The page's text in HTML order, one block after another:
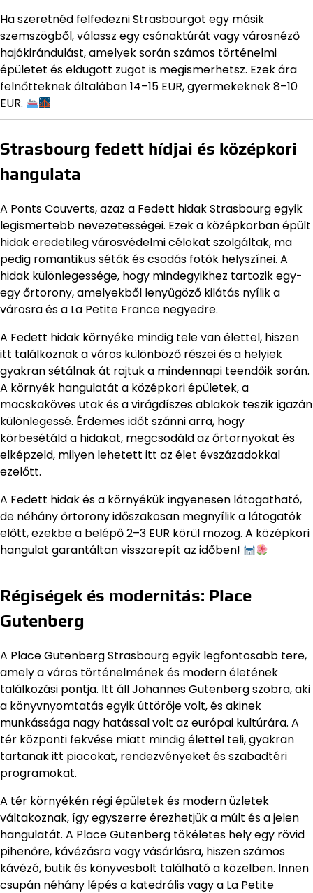
Ha szeretnéd felfedezni Strasbourgot egy másik
szemszögből, válassz egy csónaktúrát vagy városnéző
hajókirándulást, amelyek során számos történelmi
épületet és eldugott zugot is megismerhetsz. Ezek ára
felnőtteknek általában 14–15 EUR, gyermekeknek 8–10
EUR.
Strasbourg fedett hídjai és középkori
hangulata
A Ponts Couverts, azaz a Fedett hidak Strasbourg egyik
legismertebb nevezetességei. Ezek a középkorban épült
hidak eredetileg városvédelmi célokat szolgáltak, ma
pedig romantikus séták és csodás fotók helyszínei. A
hidak különlegessége, hogy mindegyikhez tartozik egy-
egy őrtorony, amelyekből lenyűgöző kilátás nyílik a
városra és a La Petite France negyedre.
A Fedett hidak környéke mindig tele van élettel, hiszen
itt találkoznak a város különböző részei és a helyiek
gyakran sétálnak át rajtuk a mindennapi teendőik során.
A környék hangulatát a középkori épületek, a
macskaköves utak és a virágdíszes ablakok teszik igazán
különlegessé. Érdemes időt szánni arra, hogy
körbesétáld a hidakat, megcsodáld az őrtornyokat és
elképzeld, milyen lehetett itt az élet évszázadokkal
ezelőtt.
A Fedett hidak és a környékük ingyenesen látogatható,
de néhány őrtorony időszakosan megnyílik a látogatók
előtt, ezekbe a belépő 2–3 EUR körül mozog. A középkori
hangulat garantáltan visszarepít az időben!
Régiségek és modernitás: Place
Gutenberg
A Place Gutenberg Strasbourg egyik legfontosabb tere,
amely a város történelmének és modern életének
találkozási pontja. Itt áll Johannes Gutenberg szobra, aki
a könyvnyomtatás egyik úttörője volt, és akinek
munkássága nagy hatással volt az európai kultúrára. A
tér központi fekvése miatt mindig élettel teli, gyakran
tartanak itt piacokat, rendezvényeket és szabadtéri
programokat.
A tér környékén régi épületek és modern üzletek
váltakoznak, így egyszerre érezhetjük a múlt és a jelen
hangulatát. A Place Gutenberg tökéletes hely egy rövid
pihenőre, kávézásra vagy vásárlásra, hiszen számos
kávézó, butik és könyvesbolt található a közelben. Innen
csupán néhány lépés a katedrális vagy a La Petite